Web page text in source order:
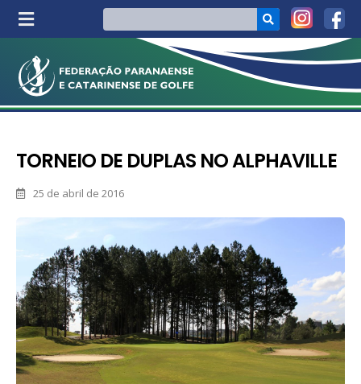
TORNEIO DE DUPLAS NO ALPHAVILLE
25 de abril de 2016